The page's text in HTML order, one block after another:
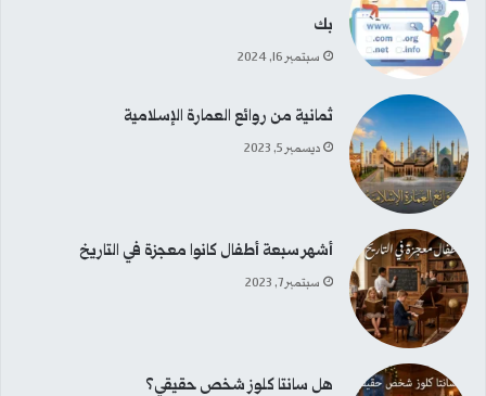
بك
سبتمبر 16, 2024
ثمانية من روائع العمارة الإسلامية
ديسمبر 5, 2023
أشهر سبعة أطفال كانوا معجزة في التاريخ
سبتمبر 7, 2023
هل سانتا كلوز شخص حقيقي؟